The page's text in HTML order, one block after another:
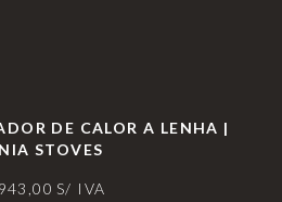
DE CALOR A LENHA |
STOVES
S/ IVA